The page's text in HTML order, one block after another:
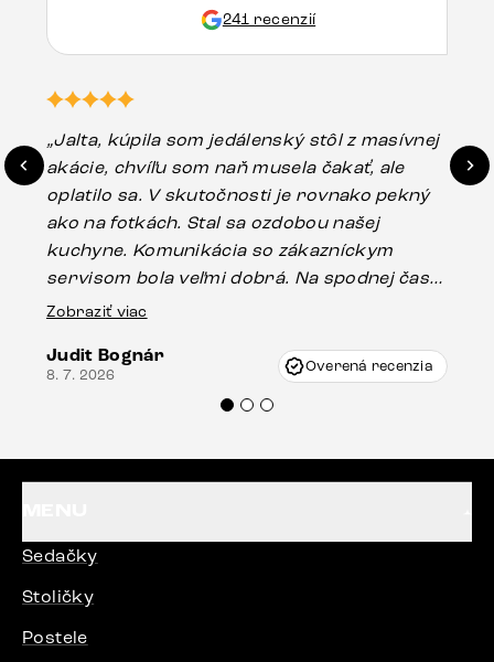
241 recenzií
„Jalta, kúpila som jedálenský stôl z masívnej
akácie, chvíľu som naň musela čakať, ale
oplatilo sa. V skutočnosti je rovnako pekný
ako na fotkách. Stal sa ozdobou našej
kuchyne. Komunikácia so zákazníckym
servisom bola veľmi dobrá. Na spodnej časti
stola bolo malé poškodenie, pravdepodobne
Vincze pri riešení mojej záležitosti pristúpili
veľmi korektne. Odporúčam produkty Delife
Zobraziť viac
Judit Bognár
8. 7. 2026 Overená recenzia
Sedačky
Stoličky
Postele